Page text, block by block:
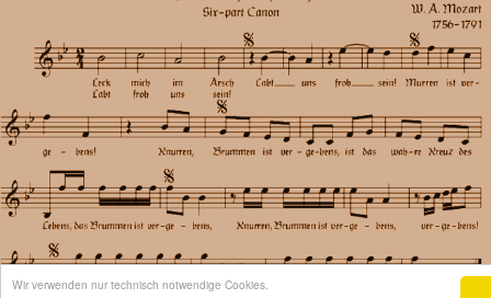
Wir verwenden nur technisch notwendige Cookies.